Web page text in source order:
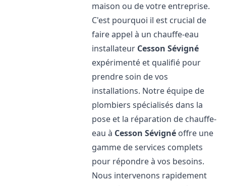
maison ou de votre entreprise.
C'est pourquoi il est crucial de
faire appel à un chauffe-eau
installateur Cesson Sévigné
expérimenté et qualifié pour
prendre soin de vos
installations. Notre équipe de
plombiers spécialisés dans la
pose et la réparation de chauffe-
eau à Cesson Sévigné offre une
gamme de services complets
pour répondre à vos besoins.
Nous intervenons rapidement